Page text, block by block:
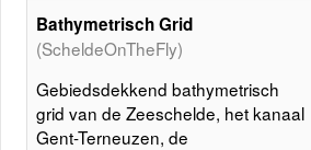
Bathymetrisch Grid
(ScheldeOnTheFly)
Gebiedsdekkend bathymetrisch
grid van de Zeeschelde, het kanaal
Gent-Terneuzen, de